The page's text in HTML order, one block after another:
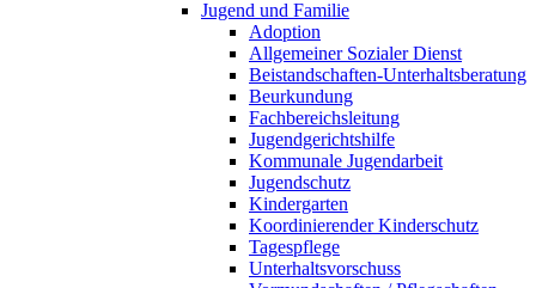
Jugend und Familie
Adoption
Allgemeiner Sozialer Dienst
Beistandschaften-Unterhaltsberatung
Beurkundung
Fachbereichsleitung
Jugendgerichtshilfe
Kommunale Jugendarbeit
Jugendschutz
Kindergarten
Koordinierender Kinderschutz
Tagespflege
Unterhaltsvorschuss